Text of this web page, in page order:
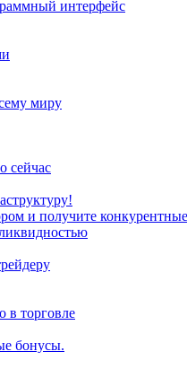
интерфейс
миру
сейчас
и получите
в торговле
бонусы.